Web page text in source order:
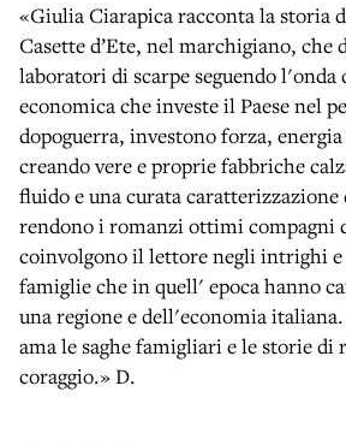
«Giulia Ciarapica racconta la storia
Casette d’Ete, nel marchigiano, che
laboratori di scarpe seguendo l'onda
economica che investe il Paese nel
dopoguerra, investono forza,
creando vere e proprie fabbriche
fluido e una curata caratterizzazione
rendono i romanzi ottimi compagni
coinvolgono il lettore negli intrighi e
famiglie che in quell' epoca hanno
una regione e dell'economia
ama le saghe famigliari e le storie di
coraggio.» D.